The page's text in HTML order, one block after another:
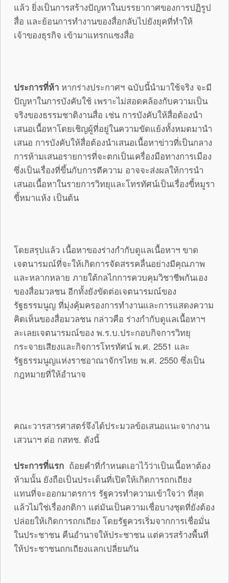
แล้ว ยิ่งเป็นการสร้างปัญหาในบรรยากาศของการปฏิรูป
สื่อ และย้อนการทำงานของสื่อกลับไปยังยุคที่ทำให้
เจ้าของธุรกิจ เข้ามาแทรกแซงสื่อ
ประการที่ห้า หากร่างประกาศฯ ฉบับนี้นำมาใช้จริง จะมี
ปัญหาในการบังคับใช้ เพราะไม่สอดคล้องกับความเป็น
จริงของธรรมชาติงานสื่อ เช่น การบังคับให้สื่อต้องนำ
เสนอเนื้อหาโดยเชิญผู้ที่อยู่ในความขัดแย้งทั้งหมดมานำ
เสนอ การบังคับให้สื่อต้องนำเสนอเนื้อหาข่าวที่เป็นกลาง
การห้ามเสนอรายการที่จะตกเป็นเครื่องมือทางการเมือง
ซึ่งเป็นเรื่องที่ขึ้นกับการตีความ อาจจะส่งผลให้การนำ
เสนอเนื้อหาในรายการวิทยุและโทรทัศน์เป็นเรื่องขี้หมูรา
ขี้หมาแห้ง เป็นต้น
โดยสรุปแล้ว เนื้อหาของร่างกำกับดูแลเนื้อหาฯ ขาด
เจตนารมณ์ที่จะให้เกิดการจัดสรรคลื่นอย่างมีคุณภาพ
และหลากหลาย ภายใต้กลไกการควบคุมวิชาชีพกันเอง
ของสื่อมวลชน อีกทั้งยังขัดต่อเจตนารมณ์ของ
รัฐธรรมนูญ ที่มุ่งคุ้มครองการทำงานและการแสดงความ
คิดเห็นของสื่อมวลชน กล่าวคือ ร่างกำกับดูแลเนื้อหาฯ
ละเลยเจตนารมณ์ของ พ.ร.บ.ประกอบกิจการวิทยุ
กระจายเสียงและกิจการโทรทัศน์ พ.ศ. 2551 และ
รัฐธรรมนูญแห่งราชอาณาจักรไทย พ.ศ. 2550 ซึ่งเป็น
กฎหมายที่ให้อำนาจ
คณะวารสารศาสตร์จึงได้ประมวลข้อเสนอแนะจากงาน
เสวนาฯ ต่อ กสทช. ดังนี้
ประการที่แรก ถ้อยคำที่กำหนดเอาไว้ว่าเป็นเนื้อหาต้อง
ห้ามนั้น ยังถือเป็นประเด็นที่เปิดให้เกิดการถกเถียง
แทนที่จะออกมาตรการ รัฐควรทำความเข้าใจว่า ที่สุด
แล้วไม่ใช่เรื่องกติกา แต่มันเป็นความเชื่อบางชุดที่ยังต้อง
ปล่อยให้เกิดการถกเถียง โดยรัฐควรเริ่มจากการเชื่อมั่น
ในประชาชน คืนอำนาจให้ประชาชน แต่ควรสร้างพื้นที่
ให้ประชาชนถกเถียงแลกเปลี่ยนกัน